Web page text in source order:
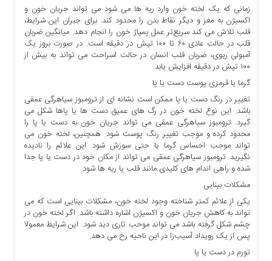
درباره
زمانی که یک لخته خون وارد ریه ها می شود می تواند جریان خون و
اکسیژن به مغز و دیگر نقاط بدن را محدود کند. برای جبران این شرایط،
قلب تلاش می کند سریع‌تر عمل پمپاژ خون را انجام دهد. میانگین ضربان
قلب در حالت عادی ۶۰ تا ۱۰۰ تپش در دقیقه است. در صورت بروز یک
آمبولی ریوی، ضربان قلب انسان در حالت اسراحت می تواند به بیش از
۱۰۰ تپش در دقیقه افزایش یابد.
گرما یا قرمزی پوست دست یا پا
تغییر در رنگ دست یا پا ممکن است نشانه ای از ترومبوز سیاهرگی عمقی
باشد. این نوع لخته خون در رگ های عمیق دست ها یا پاها شکل می
گیرد. ترومبوز سیاهرگی عمقی می تواند جریان خون به دست یا پا را
محدود کرده و موجب تغییر رنگ پوست شود. همچنین، لخته خون می
تواند موجب احساس گرما یا حتی سوزش شود. این علائم را نادیده
نگیرید. ترومبوز سیاهرگی عمقی می تواند از مکان خود در دست یا پا جدا
شده و راهی اندام های کلیدی مانند قلب یا ریه ها شود.
مشکلات بینایی
یکی از علائم کمتر شناخته وجود لخته خون، مشکلات بینایی است که می
تواند به کاهش جریان خون و اکسیژن اشاره داشته باشد. اگر لخته خون در
چشم شکل گرفته باشد می تواند موحب تاری دید شود. این شرایط معمولا
پس از یک رویداد آسیب‌زا در این ناحیه رخ می دهد.
تورم در دست یا پا